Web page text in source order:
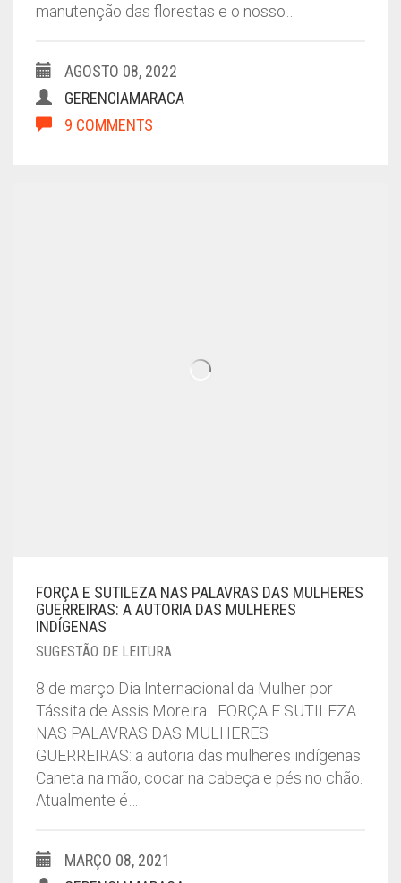
manutenção das florestas e o nosso…
AGOSTO 08, 2022
GERENCIAMARACA
9 COMMENTS
FORÇA E SUTILEZA NAS PALAVRAS DAS MULHERES
GUERREIRAS: A AUTORIA DAS MULHERES
INDÍGENAS
SUGESTÃO DE LEITURA
8 de março Dia Internacional da Mulher por
Tássita de Assis Moreira FORÇA E SUTILEZA
NAS PALAVRAS DAS MULHERES
GUERREIRAS: a autoria das mulheres indígenas
Caneta na mão, cocar na cabeça e pés no chão.
Atualmente é…
MARÇO 08, 2021